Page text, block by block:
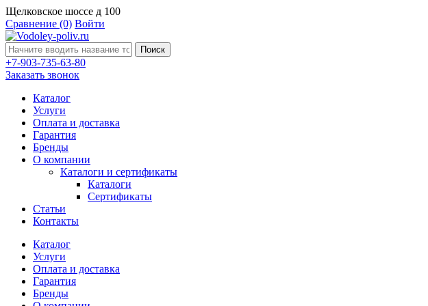
Щелковское шоссе д 100
Сравнение (0) Войти
Поиск
+7-903-735-63-80
Заказать звонок
Каталог
Услуги
Оплата и доставка
Гарантия
Бренды
О компании
Каталоги и сертификаты
Каталоги
Сертификаты
Статьи
Контакты
Каталог
Услуги
Оплата и доставка
Гарантия
Бренды